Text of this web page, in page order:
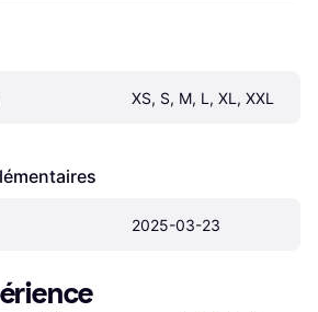
XS, S, M, L, XL, XXL
2025-03-23